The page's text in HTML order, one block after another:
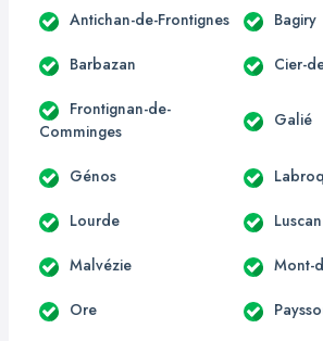
Antichan-de-Frontignes Bagiry
Barbazan Cier-
Frontignan-de-
Comminges
Galié
Génos
Lourde Luscan
Malvézie Mont-
Ore